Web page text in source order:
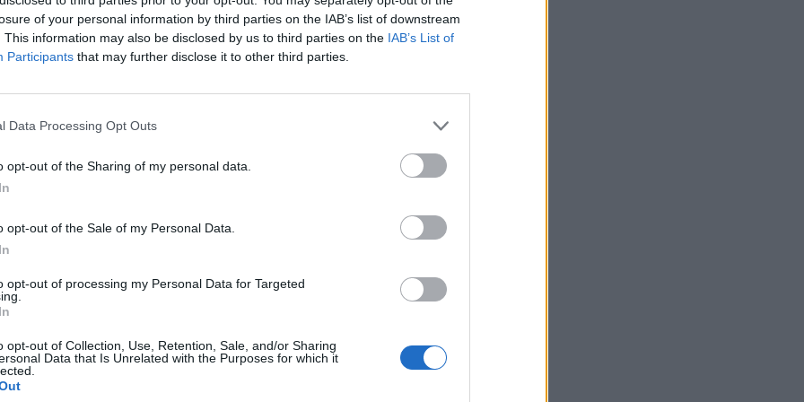
of your personal information by third parties on the IAB’s list of downstream
This information may also be disclosed by us to third parties on the IAB’s List of
Participants that may further disclose it to other third parties.
Data Processing Opt Outs
opt-out of the Sharing of my personal data.
opt-out of the Sale of my Personal Data.
opt-out of processing my Personal Data for Targeted
opt-out of Collection, Use, Retention, Sale, and/or Sharing
Data that Is Unrelated with the Purposes for which it
(από τον φόρο εισοδήματος
και εργοδοτών)
στην Ελλάδα.
εργαζόμενο χωρίς παιδιά με μέσο μισθό, η
του κόστους εργασίας, μειωμένη κατά 0,16
λόγω της μείωσης των ασφαλιστικών
0,36 ποσοστιαίες μονάδες και των
την αύξηση της επιβάρυνσης από τον φόρο
εισφορές των εργοδοτών (17,9% του κόστους
μεγαλύτερο βάρος στη διαμόρφωση της
τη φορολογία εισοδήματος (10,5%).